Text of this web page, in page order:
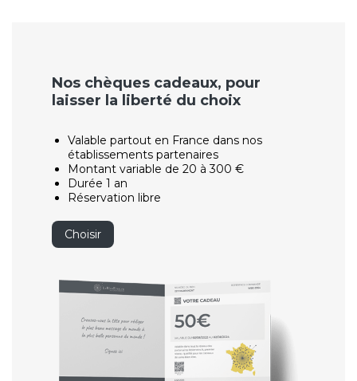
Nos chèques cadeaux, pour
laisser la liberté du choix
Valable partout en France dans nos
établissements partenaires
Montant variable de 20 à 300 €
Durée 1 an
Réservation libre
Choisir